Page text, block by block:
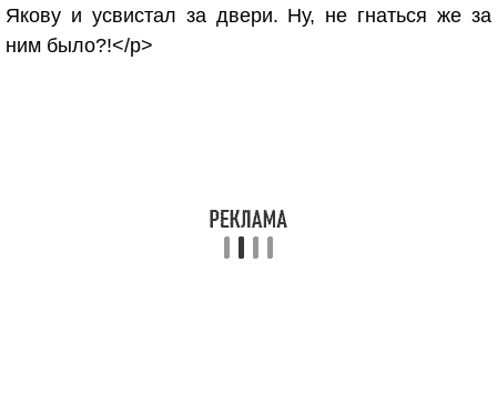
Якову и усвистал за двери. Ну, не гнаться же за
ним было?!</p>